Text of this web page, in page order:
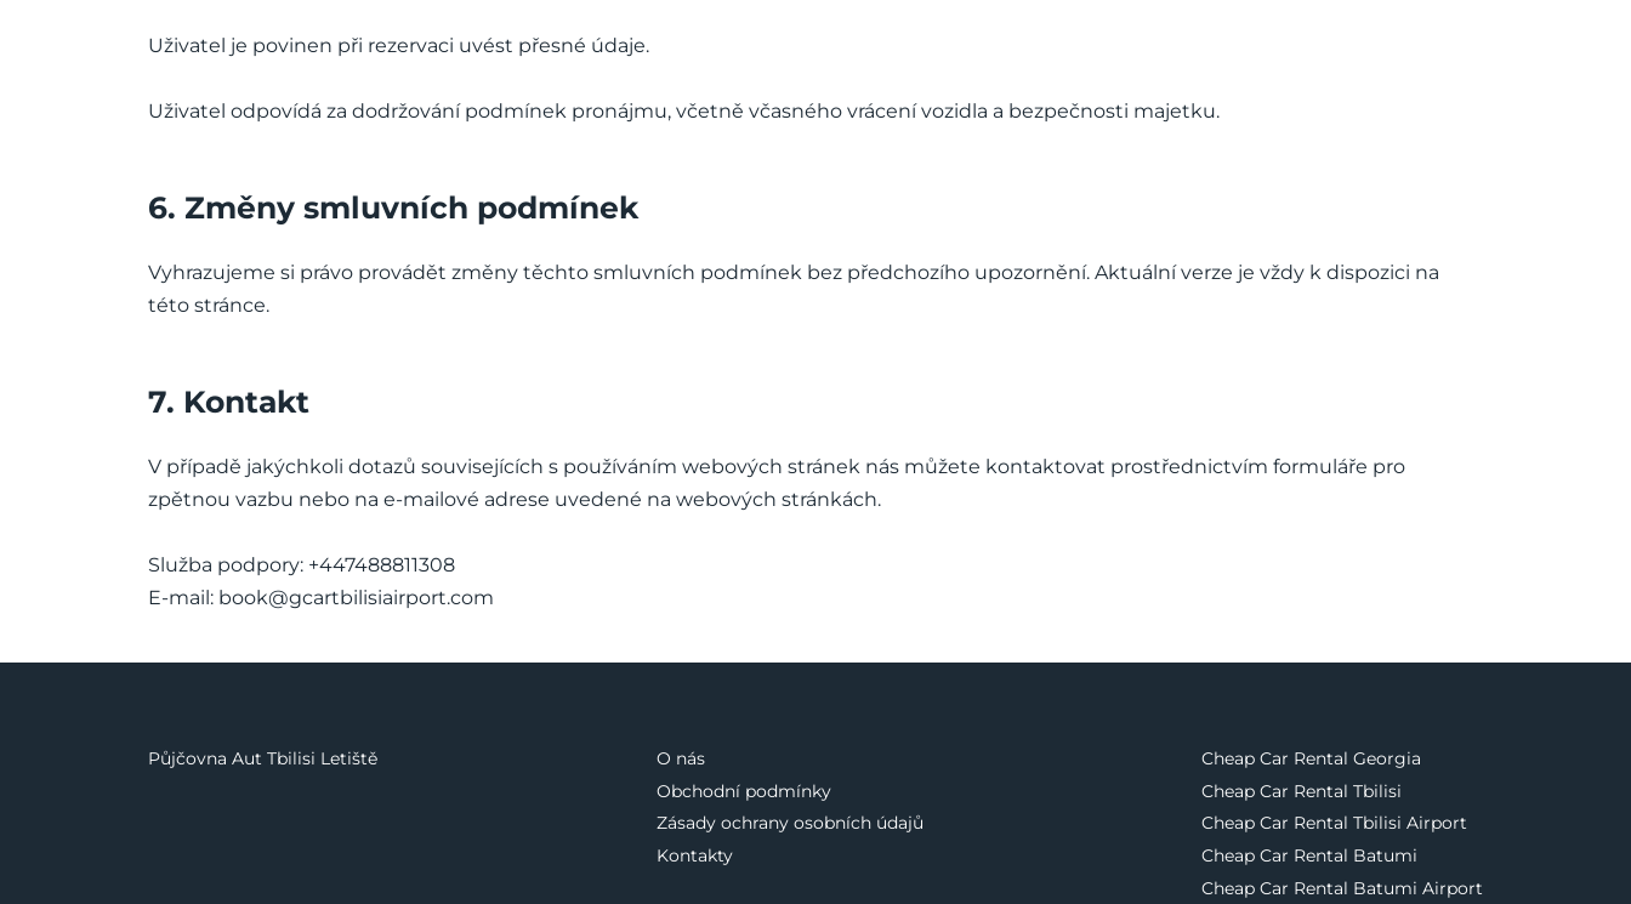
Uživatel je povinen při rezervaci uvést přesné údaje.
Uživatel odpovídá za dodržování podmínek pronájmu, včetně včasného vrácení vozidla a bezpečnosti majetku.
6. Změny smluvních podmínek
Vyhrazujeme si právo provádět změny těchto smluvních podmínek bez předchozího upozornění. Aktuální verze je vždy k dispozici na
této stránce.
7. Kontakt
V případě jakýchkoli dotazů souvisejících s používáním webových stránek nás můžete kontaktovat prostřednictvím formuláře pro
zpětnou vazbu nebo na e-mailové adrese uvedené na webových stránkách.
Služba podpory: +447488811308
E-mail: book@gcartbilisiairport.com
Půjčovna Aut Tbilisi Letiště
O nás
Obchodní podmínky
Zásady ochrany osobních údajů
Kontakty
Cheap Car Rental Georgia
Cheap Car Rental Tbilisi
Cheap Car Rental Tbilisi Airport
Cheap Car Rental Batumi
Cheap Car Rental Batumi Airport